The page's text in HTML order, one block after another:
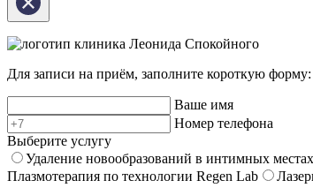
клиника Леонида Спокойного
Для записи на приём, заполните короткую форму:
Ваше имя
Номер телефона
Выберите услугу
Удаление новообразований в интимных местах
Плазмотерапия по технологии Regen Lab